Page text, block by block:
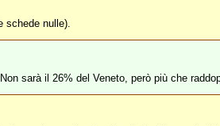
schede nulle).
sarà il 26% del Veneto, però più che